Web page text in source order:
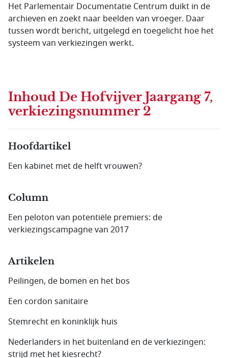
Het Parlementair Documentatie Centrum duikt in de
archieven en zoekt naar beelden van vroeger. Daar
tussen wordt bericht, uitgelegd en toegelicht hoe het
systeem van verkiezingen werkt.
Inhoud De Hofvijver Jaargang 7,
verkiezingsnummer 2
Hoofdartikel
Een kabinet met de helft vrouwen?
Column
Een peloton van potentiële premiers: de
verkiezingscampagne van 2017
Artikelen
Peilingen, de bomen en het bos
Een cordon sanitaire
Stemrecht en koninklijk huis
Nederlanders in het buitenland en de verkiezingen:
strijd met het kiesrecht?